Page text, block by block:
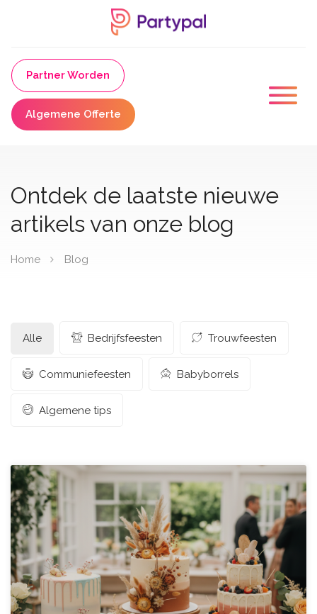
Partner Worden
Algemene Offerte
Ontdek de laatste nieuwe
artikels van onze blog
Home Blog
Alle Bedrijfsfeesten Trouwfeesten
Communiefeesten Babyborrels
Algemene tips